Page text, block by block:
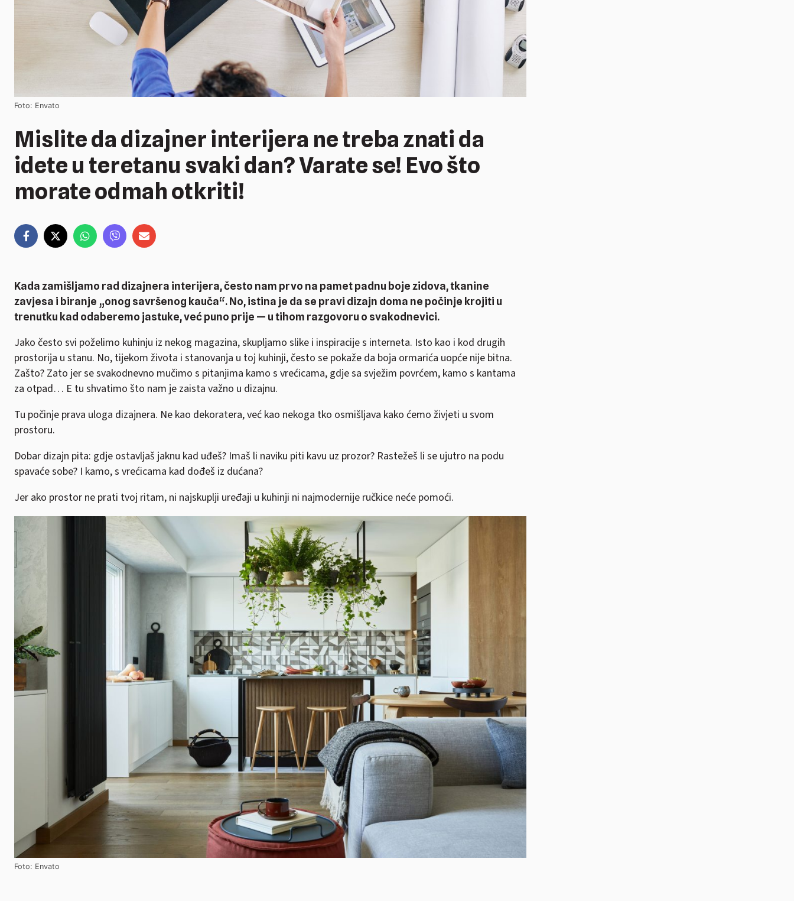
Foto: Envato
Mislite da dizajner interijera ne treba znati da
idete u teretanu svaki dan? Varate se! Evo što
morate odmah otkriti!
Kada zamišljamo rad dizajnera interijera, često nam prvo na pamet padnu boje zidova, tkanine
zavjesa i biranje „onog savršenog kauča“. No, istina je da se pravi dizajn doma ne počinje krojiti u
trenutku kad odaberemo jastuke, već puno prije — u tihom razgovoru o svakodnevici.
Jako često svi poželimo kuhinju iz nekog magazina, skupljamo slike i inspiracije s interneta. Isto kao i kod drugih
prostorija u stanu. No, tijekom života i stanovanja u toj kuhinji, često se pokaže da boja ormarića uopće nije bitna.
Zašto? Zato jer se svakodnevno mučimo s pitanjima kamo s vrećicama, gdje sa svježim povrćem, kamo s kantama
za otpad… E tu shvatimo što nam je zaista važno u dizajnu.
Tu počinje prava uloga dizajnera. Ne kao dekoratera, već kao nekoga tko osmišljava kako ćemo živjeti u svom
prostoru.
Dobar dizajn pita: gdje ostavljaš jaknu kad uđeš? Imaš li naviku piti kavu uz prozor? Rastežeš li se ujutro na podu
spavaće sobe? I kamo, s vrećicama kad dođeš iz dućana?
Jer ako prostor ne prati tvoj ritam, ni najskuplji uređaji u kuhinji ni najmodernije ručkice neće pomoći.
Foto: Envato